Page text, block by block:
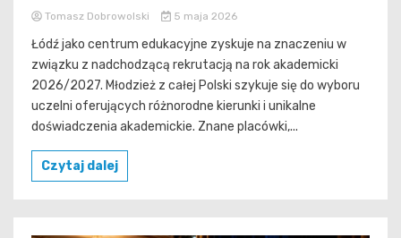
Tomasz Dobrowolski 5 maja 2026
Łódź jako centrum edukacyjne zyskuje na znaczeniu w
związku z nadchodzącą rekrutacją na rok akademicki
2026/2027. Młodzież z całej Polski szykuje się do wyboru
uczelni oferujących różnorodne kierunki i unikalne
doświadczenia akademickie. Znane placówki,...
Czytaj dalej